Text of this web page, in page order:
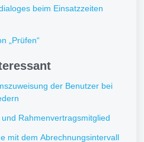
beim Einsatzzeiten
„Prüfen“
der Benutzer bei
Rahmenvertragsmitglied
mit dem Abrechnungsintervall